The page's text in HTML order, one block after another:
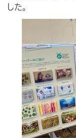
した。